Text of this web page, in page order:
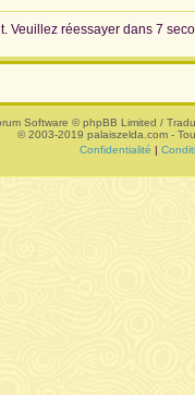
Veuillez réessayer dans 7
Software © phpBB Limited /
© 2003-2019 palaiszelda.com -
Confidentialité |